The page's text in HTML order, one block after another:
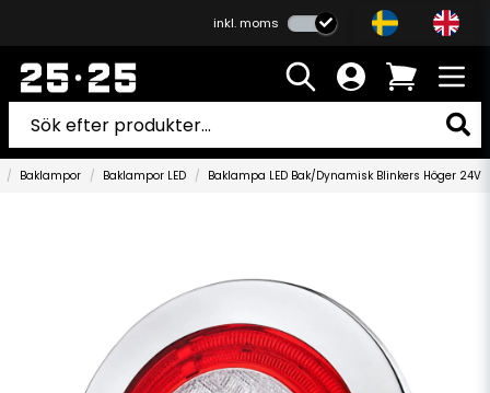
inkl. moms
Baklampor Baklampor LED Baklampa LED Bak/Dynamisk Blinkers Höger 24V